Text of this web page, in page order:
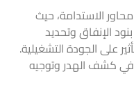
الاستدامة، حيث
الإنفاق وتحديد
على الجودة التشغيلية.
في كشف الهدر وتوجيه